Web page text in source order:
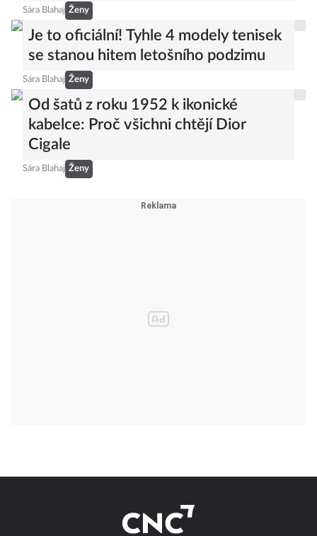
Sára Blahaj Ženy
Je to oficiální! Tyhle 4 modely tenisek
se stanou hitem letošního podzimu
Sára Blahaj Ženy
Od šatů z roku 1952 k ikonické
kabelce: Proč všichni chtějí Dior
Cigale
Sára Blahaj Ženy